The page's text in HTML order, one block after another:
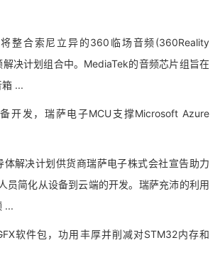
整合索尼立异的360临场音频(360Reality
决计划组合中。MediaTek的音频芯片组旨在
...
发，瑞萨电子MCU支撑Microsoft Azure
解决计划供货商瑞萨电子株式会社宣告助力
员简化从设备到云端的开发。瑞萨充沛的利用
...
软件包，功用丰厚并削减对STM32内存和